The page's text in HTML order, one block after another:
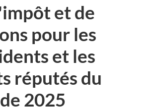
et de
pour les
et les
réputés du
2025